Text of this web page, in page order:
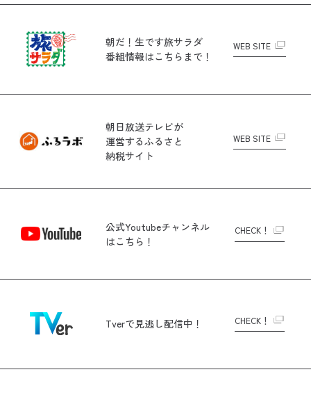
朝だ！生です旅サラダ
番組情報はこちらまで！
WEB SITE
朝日放送テレビが
運営するふるさと
納税サイト
WEB SITE
公式Youtubeチャンネル
はこちら！
CHECK！
Tverで見逃し配信中！ CHECK！